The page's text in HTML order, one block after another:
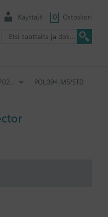
Käyttäjä 0 Ostoskori
POL094.M5/STD